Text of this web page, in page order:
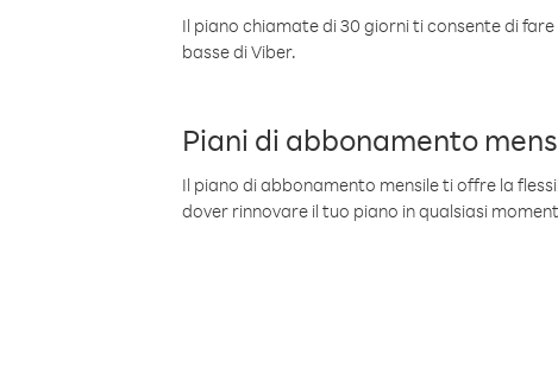
Il piano chiamate di 30 giorni ti consente di
basse di Viber.
Piani di abbonamento
Il piano di abbonamento mensile ti offre la
dover rinnovare il tuo piano in qualsiasi